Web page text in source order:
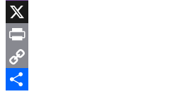
Viber
X
Print
Copy